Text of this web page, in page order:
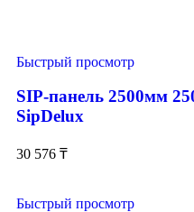
Быстрый просмотр
SIP-панель 2500мм
SipDelux
30 576 ₸
Быстрый просмотр